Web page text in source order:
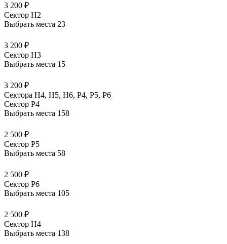
3 200 ₽
Сектор H2
Выбрать места 23
3 200 ₽
Сектор H3
Выбрать места 15
3 200 ₽
Сектора Н4, Н5, Н6, Р4, Р5, Р6
Сектор P4
Выбрать места 158
2 500 ₽
Сектор P5
Выбрать места 58
2 500 ₽
Сектор P6
Выбрать места 105
2 500 ₽
Сектор H4
Выбрать места 138